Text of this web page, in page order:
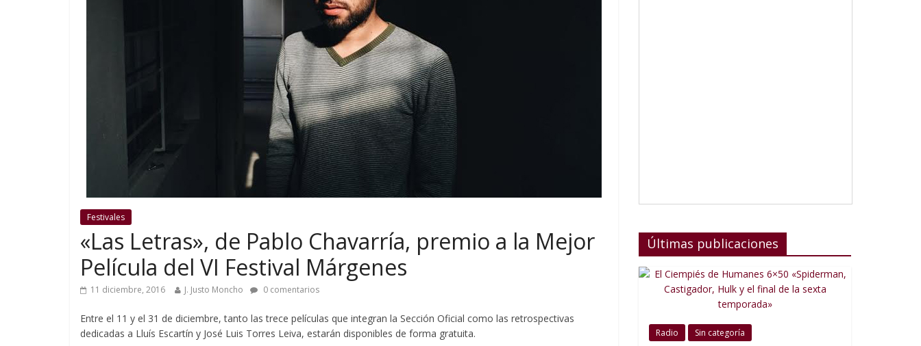
Festivales
«Las Letras», de Pablo Chavarría, premio a la Mejor
Película del VI Festival Márgenes
11 diciembre, 2016 J. Justo Moncho 0 comentarios
Entre el 11 y el 31 de diciembre, tanto las trece películas que integran la Sección Oficial como las retrospectivas
dedicadas a Lluís Escartín y José Luis Torres Leiva, estarán disponibles de forma gratuita.
Últimas publicaciones
Radio Sin categoría